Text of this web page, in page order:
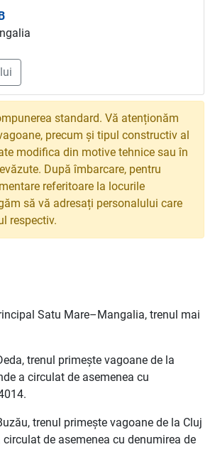
standard. Vă atenționăm
precum și tipul constructiv al
modifica din motive tehnice sau în
După îmbarcare, pentru
referitoare la locurile
să vă adresați personalului care
respectiv.
Satu Mare–Mangalia, trenul mai
trenul primește vagoane de la
a circulat de asemenea cu
trenul primește vagoane de la Cluj
circulat de asemenea cu denumirea de